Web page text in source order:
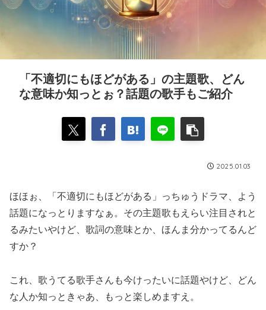
「不適切にもほどがある」の主題歌、どん
な意味か知っとぉ？話題の歌手もご紹介
2025.01.03
ほほぉ、「不適切にもほどがある」っちゅうドラマ、よう
話題になっとりますなぁ。その主題歌もえらい注目されと
るみたいやけど、歌詞の意味とか、ほんま分かってるんど
すか？
これ、歌うてる歌手さんも今けったいに話題やけど、どん
な人か知っときゃあ、もっと楽しめますえ。